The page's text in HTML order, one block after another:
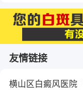
友情链接
横山区白癜风医院